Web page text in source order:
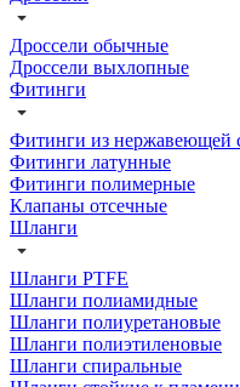
Дроссели обычные
Дроссели выхлопные
Фитинги
Фитинги из нержавеющей
Фитинги латунные
Фитинги полимерные
Клапаны отсечные
Шланги
Шланги PTFE
Шланги полиамидные
Шланги полиуретановые
Шланги полиэтиленовые
Шланги спиральные